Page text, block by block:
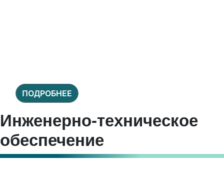
ПОДРОБНЕЕ
Инженерно-техническое
обеспечение